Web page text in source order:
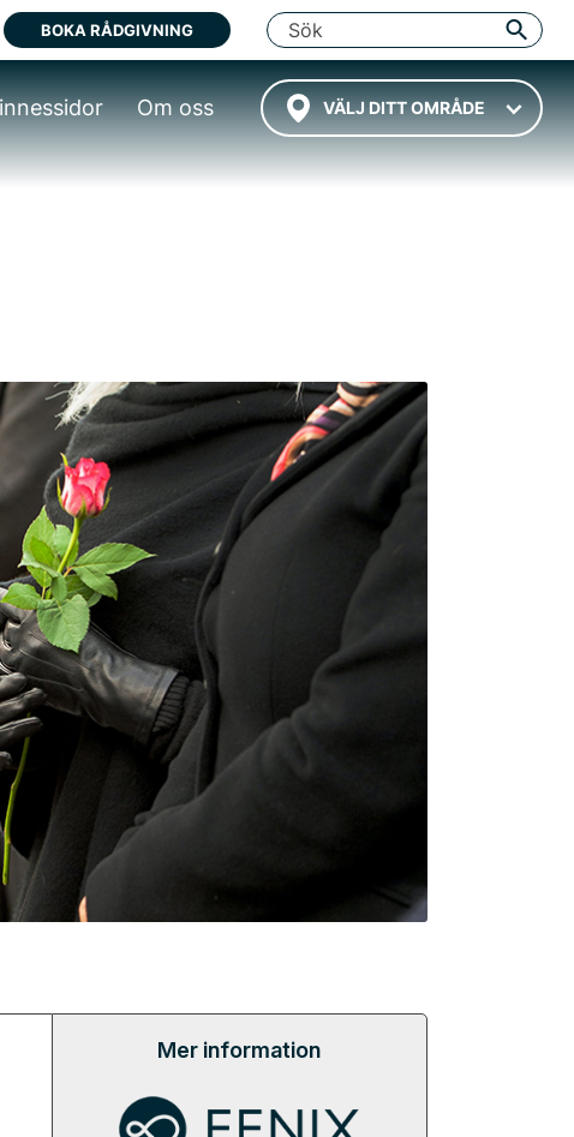
BOKA RÅDGIVNING
VÄLJ DITT OMRÅDE
Om oss
Mer information